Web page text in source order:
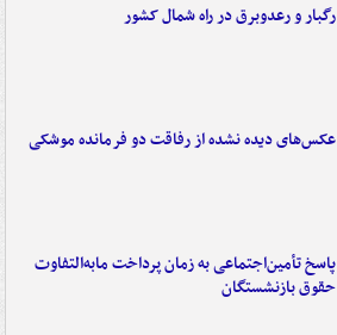
رگبار و رعدوبرق در راه شمال کشور
عکس‌های دیده نشده از رفاقت دو فرمانده‌ موشکی
پاسخ تأمین‌اجتماعی به زمان پرداخت مابه‌التفاوت
حقوق بازنشستگان